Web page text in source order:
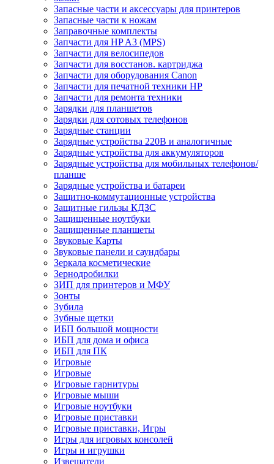
Запасные части и аксессуары для принтеров
Запасные части к ножам
Заправочные комплекты
Запчасти для HP A3 (MPS)
Запчасти для велосипедов
Запчасти для восстанов. картриджа
Запчасти для оборудования Canon
Запчасти для печатной техники HP
Запчасти для ремонта техники
Зарядки для планшетов
Зарядки для сотовых телефонов
Зарядные станции
Зарядные устройства 220В и аналогичные
Зарядные устройства для аккумуляторов
Зарядные устройства для мобильных телефонов/
планше
Зарядные устройства и батареи
Защитно-коммутационные устройства
Защитные гильзы КДЗС
Защищенные ноутбуки
Защищенные планшеты
Звуковые Карты
Звуковые панели и саундбары
Зеркала косметические
Зернодробилки
ЗИП для принтеров и МФУ
Зонты
Зубила
Зубные щетки
ИБП большой мощности
ИБП для дома и офиса
ИБП для ПК
Игровые
Игровые
Игровые гарнитуры
Игровые мыши
Игровые ноутбуки
Игровые приставки
Игровые приставки, Игры
Игры для игровых консолей
Игры и игрушки
Извещатели